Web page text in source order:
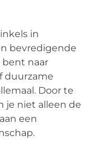
in
bevredigende
bent naar
duurzame
Door te
je niet alleen de
een